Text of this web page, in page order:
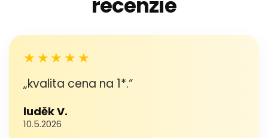
★★★★★
„kvalita cena na 1*.“
luděk V.
10.5.2026